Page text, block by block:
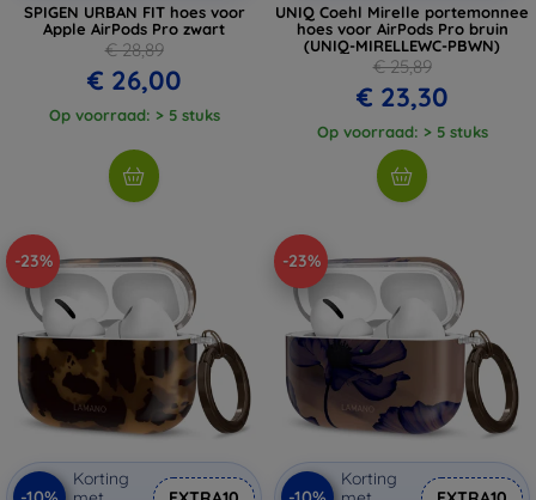
SPIGEN URBAN FIT hoes voor
Apple AirPods Pro zwart
€ 28,89
€ 26,00
Op voorraad: > 5 stuks
UNIQ Coehl Mirelle portemonnee
hoes voor AirPods Pro bruin
(UNIQ-MIRELLEWC-PBWN)
€ 25,89
€ 23,30
Op voorraad: > 5 stuks
-23%
Korting
-23%
Korting